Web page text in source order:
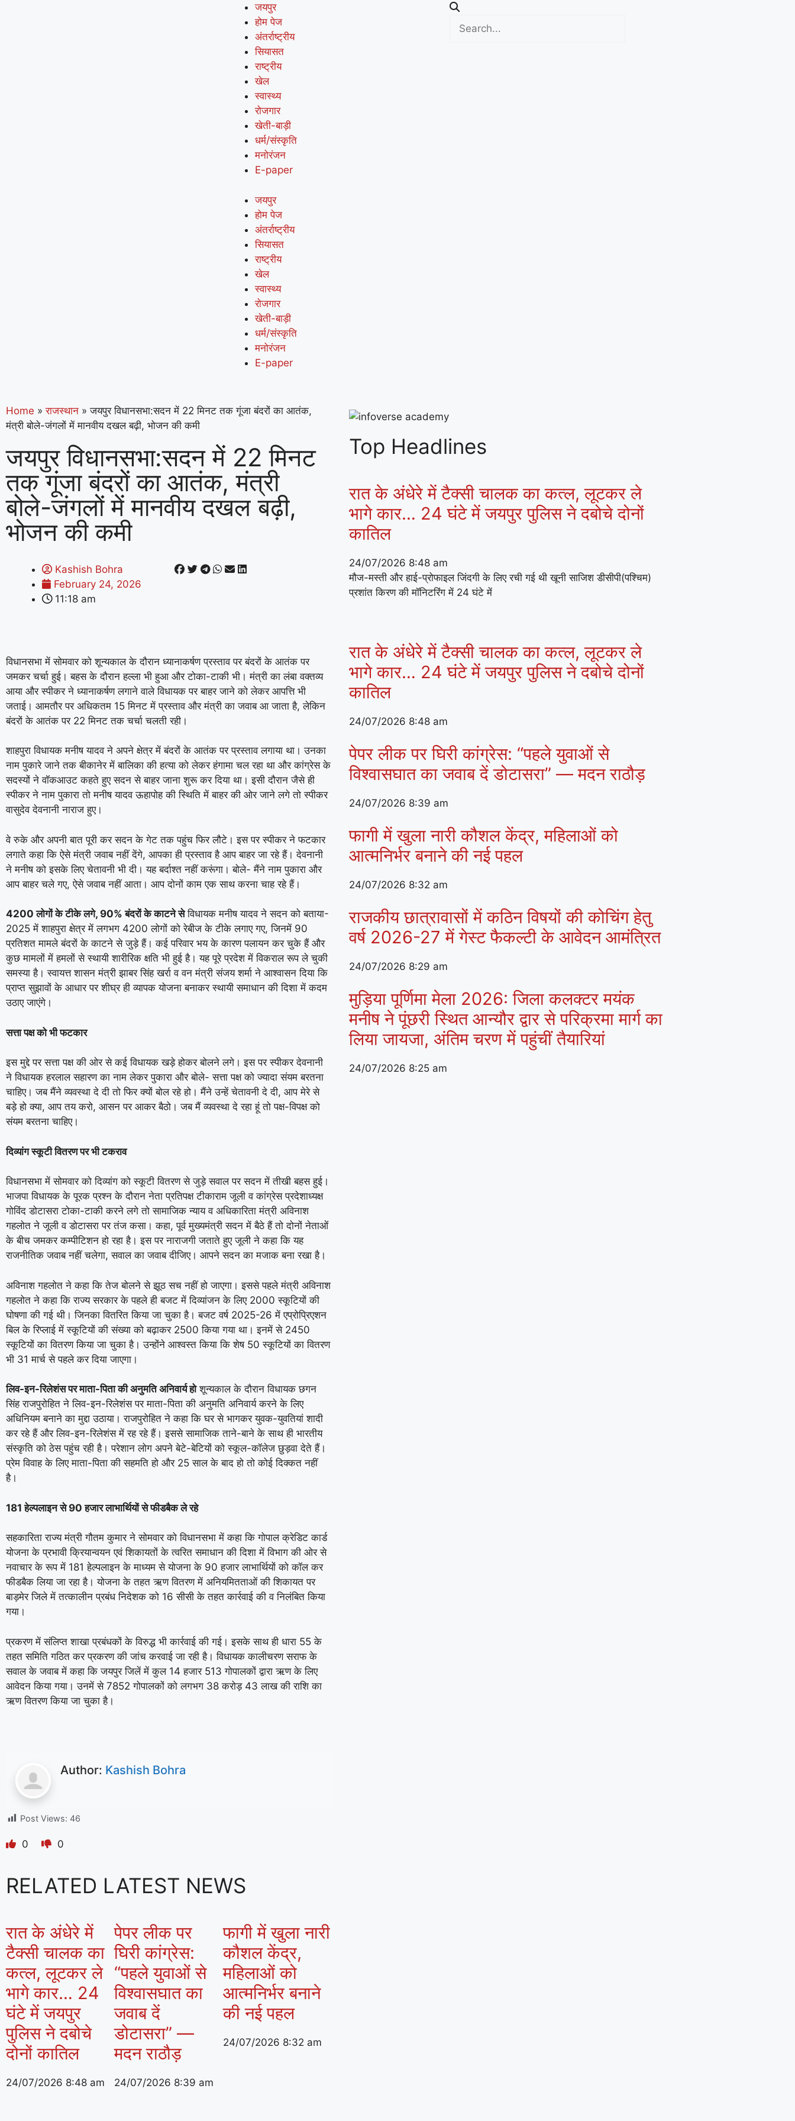
जयपुर
होम पेज
अंतर्राष्ट्रीय
सियासत
राष्ट्रीय
खेल
स्वास्थ्य
रोजगार
खेती-बाड़ी
धर्म/संस्कृति
मनोरंजन
E-paper
जयपुर
होम पेज
अंतर्राष्ट्रीय
सियासत
राष्ट्रीय
खेल
स्वास्थ्य
रोजगार
खेती-बाड़ी
धर्म/संस्कृति
मनोरंजन
E-paper
Home » राजस्थान » जयपुर विधानसभा:सदन में 22 मिनट तक गूंजा बंदरों का आतंक,
मंत्री बोले-जंगलों में मानवीय दखल बढ़ी, भोजन की कमी
जयपुर विधानसभा:सदन में 22 मिनट
तक गूंजा बंदरों का आतंक, मंत्री
बोले-जंगलों में मानवीय दखल बढ़ी,
भोजन की कमी
Kashish Bohra
February 24, 2026
11:18 am
विधानसभा में सोमवार को शून्यकाल के दौरान ध्यानाकर्षण प्रस्ताव पर बंदरों के आतंक पर
जमकर चर्चा हुई। बहस के दौरान हल्ला भी हुआ और टोका-टाकी भी। मंत्री का लंबा वक्तव्य
आया और स्पीकर ने ध्यानाकर्षण लगाने वाले विधायक पर बाहर जाने को लेकर आपत्ति भी
जताई। आमतौर पर अधिकतम 15 मिनट में प्रस्ताव और मंत्री का जवाब आ जाता है, लेकिन
बंदरों के आतंक पर 22 मिनट तक चर्चा चलती रही।
शाहपुरा विधायक मनीष यादव ने अपने क्षेत्र में बंदरों के आतंक पर प्रस्ताव लगाया था। उनका
नाम पुकारे जाने तक बीकानेर में बालिका की हत्या को लेकर हंगामा चल रहा था और कांग्रेस के
सदस्यों ने वॉकआउट कहते हुए सदन से बाहर जाना शुरू कर दिया था। इसी दौरान जैसे ही
स्पीकर ने नाम पुकारा तो मनीष यादव ऊहापोह की स्थिति में बाहर की ओर जाने लगे तो स्पीकर
वासुदेव देवनानी नाराज हुए।
वे रुके और अपनी बात पूरी कर सदन के गेट तक पहुंच फिर लौटे। इस पर स्पीकर ने फटकार
लगाते कहा कि ऐसे मंत्री जवाब नहीं देंगे, आपका ही प्रस्ताव है आप बाहर जा रहे हैं। देवनानी
ने मनीष को इसके लिए चेतावनी भी दी। यह बर्दाश्त नहीं करूंगा। बोले- मैंने नाम पुकारा और
आप बाहर चले गए, ऐसे जवाब नहीं आता। आप दोनों काम एक साथ करना चाह रहे हैं।
4200 लोगों के टीके लगे, 90% बंदरों के काटने सेविधायक मनीष यादव ने सदन को बताया-
2025 में शाहपुरा क्षेत्र में लगभग 4200 लोगों को रेबीज के टीके लगाए गए, जिनमें 90
प्रतिशत मामले बंदरों के काटने से जुड़े हैं। कई परिवार भय के कारण पलायन कर चुके हैं और
कुछ मामलों में हमलों से स्थायी शारीरिक क्षति भी हुई है। यह पूरे प्रदेश में विकराल रूप ले चुकी
समस्या है। स्वायत्त शासन मंत्री झाबर सिंह खर्रा व वन मंत्री संजय शर्मा ने आश्वासन दिया कि
प्राप्त सुझावों के आधार पर शीघ्र ही व्यापक योजना बनाकर स्थायी समाधान की दिशा में कदम
उठाए जाएंगे।
सत्ता पक्ष को भी फटकार
इस मुद्दे पर सत्ता पक्ष की ओर से कई विधायक खड़े होकर बोलने लगे। इस पर स्पीकर देवनानी
ने विधायक हरलाल सहारण का नाम लेकर पुकारा और बोले- सत्ता पक्ष को ज्यादा संयम बरतना
चाहिए। जब मैंने व्यवस्था दे दी तो फिर क्यों बोल रहे हो। मैंने उन्हें चेतावनी दे दी, आप मेरे से
बड़े हो क्या, आप तय करो, आसन पर आकर बैठो। जब मैं व्यवस्था दे रहा हूं तो पक्ष-विपक्ष को
संयम बरतना चाहिए।
दिव्यांग स्कूटी वितरण पर भी टकराव
विधानसभा में सोमवार को दिव्यांग को स्कूटी वितरण से जुड़े सवाल पर सदन में तीखी बहस हुई।
भाजपा विधायक के पूरक प्रश्न के दौरान नेता प्रतिपक्ष टीकाराम जूली व कांग्रेस प्रदेशाध्यक्ष
गोविंद डोटासरा टोका-टाकी करने लगे तो सामाजिक न्याय व अधिकारिता मंत्री अविनाश
गहलोत ने जूली व डोटासरा पर तंज कसा। कहा, पूर्व मुख्यमंत्री सदन में बैठे हैं तो दोनों नेताओं
के बीच जमकर कम्पीटिशन हो रहा है। इस पर नाराजगी जताते हुए जूली ने कहा कि यह
राजनीतिक जवाब नहीं चलेगा, सवाल का जवाब दीजिए। आपने सदन का मजाक बना रखा है।
अविनाश गहलोत ने कहा कि तेज बोलने से झूठ सच नहीं हो जाएगा। इससे पहले मंत्री अविनाश
गहलोत ने कहा कि राज्य सरकार के पहले ही बजट में दिव्यांजन के लिए 2000 स्कूटियों की
घोषणा की गई थी। जिनका वितरित किया जा चुका है। बजट वर्ष 2025-26 में एप्रोप्रिएशन
बिल के रिप्लाई में स्कूटियों की संख्या को बढ़ाकर 2500 किया गया था। इनमें से 2450
स्कूटियों का वितरण किया जा चुका है। उन्होंने आश्वस्त किया कि शेष 50 स्कूटियों का वितरण
भी 31 मार्च से पहले कर दिया जाएगा।
लिव-इन-रिलेशंस पर माता-पिता की अनुमति अनिवार्य होशून्यकाल के दौरान विधायक छगन
सिंह राजपुरोहित ने लिव-इन-रिलेशंस पर माता-पिता की अनुमति अनिवार्य करने के लिए
अधिनियम बनाने का मुद्दा उठाया। राजपुरोहित ने कहा कि घर से भागकर युवक-युवतियां शादी
कर रहे हैं और लिव-इन-रिलेशंस में रह रहे हैं। इससे सामाजिक ताने-बाने के साथ ही भारतीय
संस्कृति को ठेस पहुंच रही है। परेशान लोग अपने बेटे-बेटियों को स्कूल-कॉलेज छुड़वा देते हैं।
प्रेम विवाह के लिए माता-पिता की सहमति हो और 25 साल के बाद हो तो कोई दिक्कत नहीं
है।
181 हेल्पलाइन से 90 हजार लाभार्थियों से फीडबैक ले रहे
सहकारिता राज्य मंत्री गौतम कुमार ने सोमवार को विधानसभा में कहा कि गोपाल क्रेडिट कार्ड
योजना के प्रभावी क्रियान्वयन एवं शिकायतों के त्वरित समाधान की दिशा में विभाग की ओर से
नवाचार के रूप में 181 हेल्पलाइन के माध्यम से योजना के 90 हजार लाभार्थियों को कॉल कर
फीडबैक लिया जा रहा है। योजना के तहत ऋण वितरण में अनियमितताओं की शिकायत पर
बाड़मेर जिले में तत्कालीन प्रबंध निदेशक को 16 सीसी के तहत कार्रवाई की व निलंबित किया
गया।
प्रकरण में संलिप्त शाखा प्रबंधकों के विरुद्ध भी कार्रवाई की गई। इसके साथ ही धारा 55 के
तहत समिति गठित कर प्रकरण की जांच करवाई जा रही है। विधायक कालीचरण सराफ के
सवाल के जवाब में कहा कि जयपुर जिलें में कुल 14 हजार 513 गोपालकों द्वारा ऋण के लिए
आवेदन किया गया। उनमें से 7852 गोपालकों को लगभग 38 करोड़ 43 लाख की राशि का
ऋण वितरण किया जा चुका है।
Author: Kashish Bohra
Post Views: 46
0 0
RELATED LATEST NEWS
रात के अंधेरे में
टैक्सी चालक का
कत्ल, लूटकर ले
भागे कार… 24
घंटे में जयपुर
पुलिस ने दबोचे
दोनों कातिल
24/07/2026 8:48 am
पेपर लीक पर
घिरी कांग्रेस:
“पहले युवाओं से
विश्वासघात का
जवाब दें
डोटासरा” —
मदन राठौड़
24/07/2026 8:39 am
फागी में खुला नारी
कौशल केंद्र,
महिलाओं को
आत्मनिर्भर बनाने
की नई पहल
24/07/2026 8:32 am
Top Headlines
रात के अंधेरे में टैक्सी चालक का कत्ल, लूटकर ले
भागे कार… 24 घंटे में जयपुर पुलिस ने दबोचे दोनों
कातिल
24/07/2026 8:48 am
मौज-मस्ती और हाई-प्रोफाइल जिंदगी के लिए रची गई थी खूनी साजिश डीसीपी(पश्चिम)
प्रशांत किरण की मॉनिटरिंग में 24 घंटे में
रात के अंधेरे में टैक्सी चालक का कत्ल, लूटकर ले
भागे कार… 24 घंटे में जयपुर पुलिस ने दबोचे दोनों
कातिल
24/07/2026 8:48 am
पेपर लीक पर घिरी कांग्रेस: “पहले युवाओं से
विश्वासघात का जवाब दें डोटासरा” — मदन राठौड़
24/07/2026 8:39 am
फागी में खुला नारी कौशल केंद्र, महिलाओं को
आत्मनिर्भर बनाने की नई पहल
24/07/2026 8:32 am
राजकीय छात्रावासों में कठिन विषयों की कोचिंग हेतु
वर्ष 2026-27 में गेस्ट फैकल्टी के आवेदन आमंत्रित
24/07/2026 8:29 am
मुड़िया पूर्णिमा मेला 2026: जिला कलक्टर मयंक
मनीष ने पूंछरी स्थित आन्यौर द्वार से परिक्रमा मार्ग का
लिया जायजा, अंतिम चरण में पहुंचीं तैयारियां
24/07/2026 8:25 am